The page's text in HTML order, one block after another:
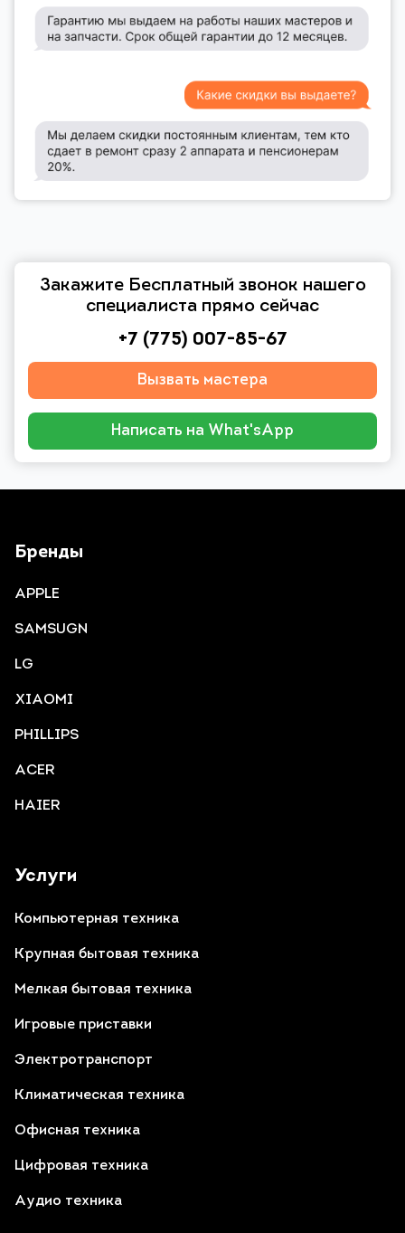
Закажите Бесплатный звонок нашего
специалиста прямо сейчас
+7 (775) 007-85-67
Вызвать мастера
Написать на What'sApp
Услуги
Компьютерная техника
Крупная бытовая техника
Мелкая бытовая техника
Игровые приставки
Электротранспорт
Климатическая техника
Офисная техника
Цифровая техника
Аудио техника
Бренды
APPLE
SAMSUGN
LG
XIAOMI
PHILLIPS
ACER
HAIER